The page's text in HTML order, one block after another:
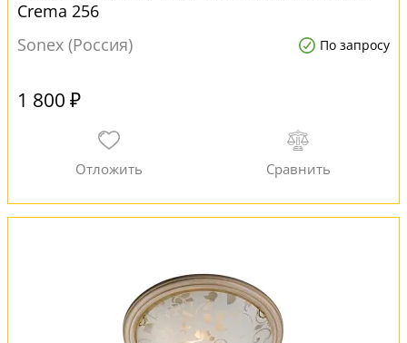
Crema 256
Sonex (Россия)
По запросу
1 800 ₽